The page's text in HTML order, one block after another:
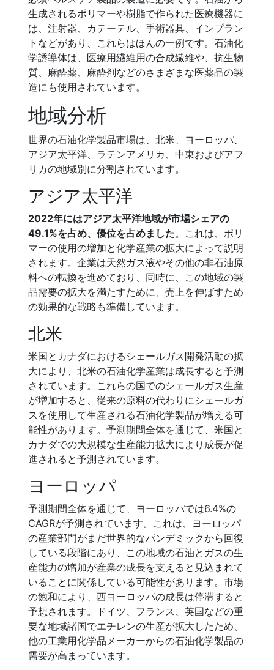
生成されるポリマーや樹脂で作られた医療機器に
は、注射器、カテーテル、手術器具、インプラン
トなどがあり、これらはほんの一例です。石油化
学誘導体は、医療用繊維用の合成繊維や、抗生物
質、麻酔薬、麻酔剤などのさまざまな医薬品の製
造にも使用されています。
地域分析
世界の石油化学製品市場は、北米、ヨーロッパ、
アジア太平洋、ラテンアメリカ、中東およびアフ
リカの地域別に分割されています。
アジア太平洋
2022年にはアジア太平洋地域が市場シェアの
49.1%を占め、優位を占めました。これは、ポリ
マーの使用の増加と化学産業の拡大によって説明
されます。企業は天然ガス液やその他の非石油原
料への転換を進めており、同時に、この地域の製
品需要の拡大を満たすために、売上を伸ばすため
の効果的な戦略も準備しています。
北米
米国とカナダにおけるシェールガス開発活動の拡
大により、北米の石油化学産業は成長すると予測
されています。これらの国でのシェールガス生産
が増加すると、従来の原料の代わりにシェールガ
スを使用して生産される石油化学製品が増える可
能性があります。予測期間全体を通じて、米国と
カナダでの大規模な生産能力拡大により成長が促
進されると予測されています。
ヨーロッパ
予測期間全体を通じて、ヨーロッパでは6.4%の
CAGRが予測されています。これは、ヨーロッパ
の産業部門がまだ世界的なパンデミックから回復
している段階にあり、この地域の石油とガスの生
産能力の増加が産業の成長を支えると見込まれて
いることに関係している可能性があります。市場
の飽和により、西ヨーロッパの成長は停滞すると
予想されます。ドイツ、フランス、英国などの重
要な地域諸国でエチレンの生産が拡大したため、
他の工業用化学品メーカーからの石油化学製品の
需要が高まっています。